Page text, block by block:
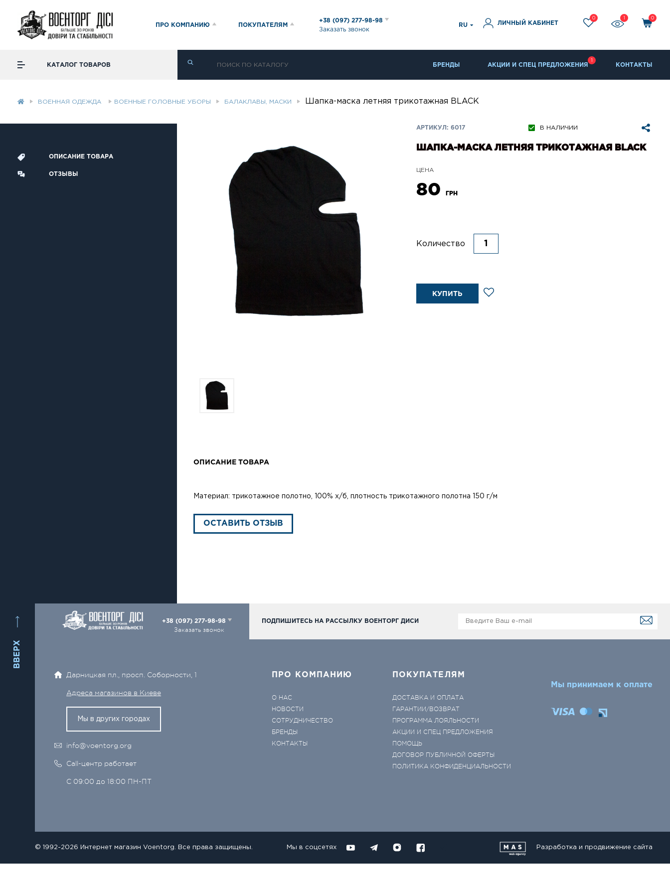
ПРО КОМПАНИЮ ПОКУПАТЕЛЯМ
+38 (097) 277-98-98
Заказать звонок
RU ЛИЧНЫЙ КАБИНЕТ
0 0
КАТАЛОГ ТОВАРОВ БРЕНДЫ АКЦИИ И СПЕЦ ПРЕДЛОЖЕНИЯ КОНТАКТЫ
ВОЕННАЯ ОДЕЖДА ВОЕННЫЕ ГОЛОВНЫЕ УБОРЫ БАЛАКЛАВЫ, МАСКИ Шапка-маска летняя трикотажная BLACK
ОПИСАНИЕ ТОВАРА
ОТЗЫВЫ
АРТИКУЛ: 6017 В НАЛИЧИИ
ШАПКА-МАСКА ЛЕТНЯЯ ТРИКОТАЖНАЯ BLACK
ЦЕНА
80 ГРН
Количество
КУПИТЬ
ОПИСАНИЕ ТОВАРА
Материал: трикотажное полотно, 100% х/б, плотность трикотажного полотна 150 г/м
ОСТАВИТЬ ОТЗЫВ
ВВЕРХ
+38 (097) 277-98-98
Заказать звонок
ПОДПИШИТЕСЬ НА РАССЫЛКУ ВОЕНТОРГ ДИСИ
Дарницкая пл., просп. Соборности, 1
Адреса магазинов в Киеве
Мы в других городах
info@voentorg.org
Call-центр работает
С 09:00 до 18:00 ПН-ПТ
ПРО КОМПАНИЮ
О НАС
НОВОСТИ
СОТРУДНИЧЕСТВО
БРЕНДЫ
КОНТАКТЫ
ПОКУПАТЕЛЯМ
ДОСТАВКА И ОПЛАТА
ГАРАНТИИ/ВОЗВРАТ
ПРОГРАММА ЛОЯЛЬНОСТИ
АКЦИИ И СПЕЦ ПРЕДЛОЖЕНИЯ
ПОМОЩЬ
ДОГОВОР ПУБЛИЧНОЙ ОФЕРТЫ
ПОЛИТИКА КОНФИДЕНЦИАЛЬНОСТИ
Мы принимаем к оплате
© 1992-2026 Интернет магазин Voentorg. Все права защищены. Мы в соцсетях Разработка и продвижение сайта